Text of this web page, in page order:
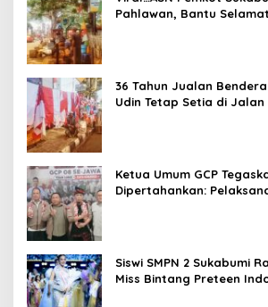
Pahlawan, Bantu
36 Tahun Jualan
Udin Tetap Setia di
Ketua Umum GCP
Dipertahankan:
Siswi SMPN 2 Sukabumi
Miss Bintang Preteen